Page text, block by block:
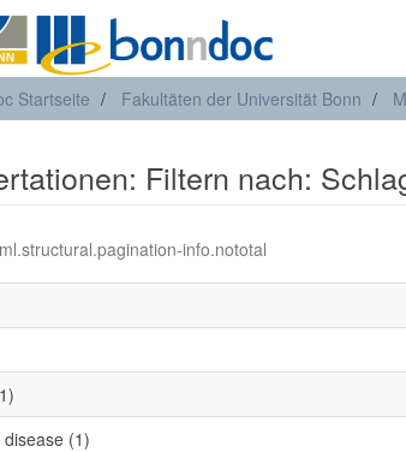
Startseite Fakultäten der Universität Bonn
Filtern nach:
info.nototal
(1)